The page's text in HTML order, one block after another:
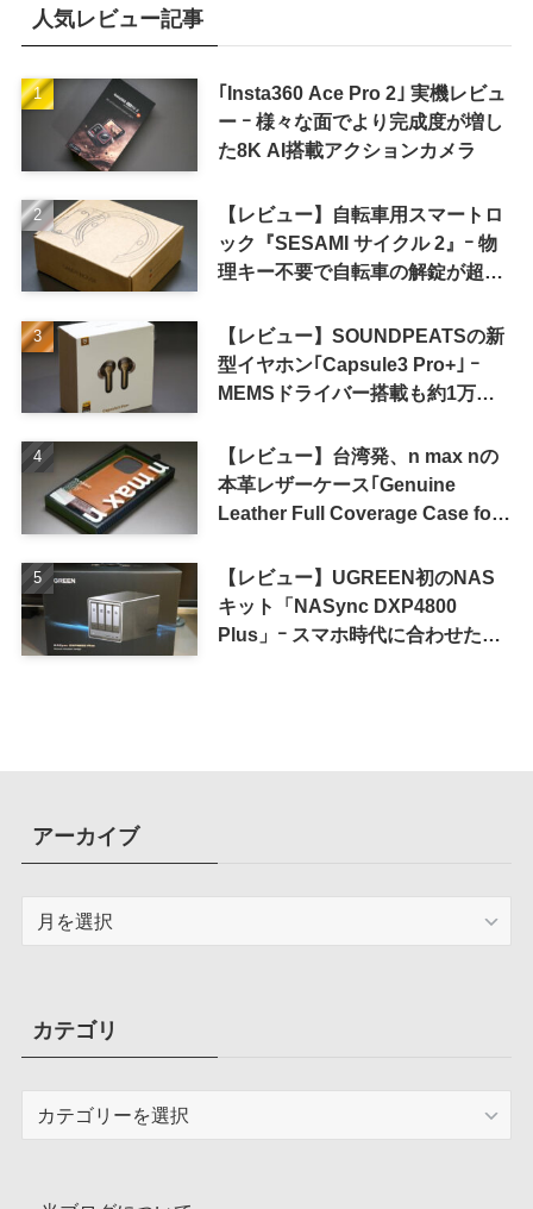
人気レビュー記事
｢Insta360 Ace Pro 2｣ 実機レビュ
ー ｰ 様々な面でより完成度が増し
た8K AI搭載アクションカメラ
【レビュー】自転車用スマートロ
ック『SESAMI サイクル 2』ｰ 物
理キー不要で自転車の解錠が超簡
【レビュー】SOUNDPEATSの新
型イヤホン｢Capsule3 Pro+｣ ｰ
MEMSドライバー搭載も約1万円
【レビュー】台湾発、n max nの
本革レザーケース｢Genuine
Leather Full Coverage Case for
【レビュー】UGREEN初のNAS
キット「NASync DXP4800
Plus」ｰ スマホ時代に合わせた設
アーカイブ
ブカテゴリ